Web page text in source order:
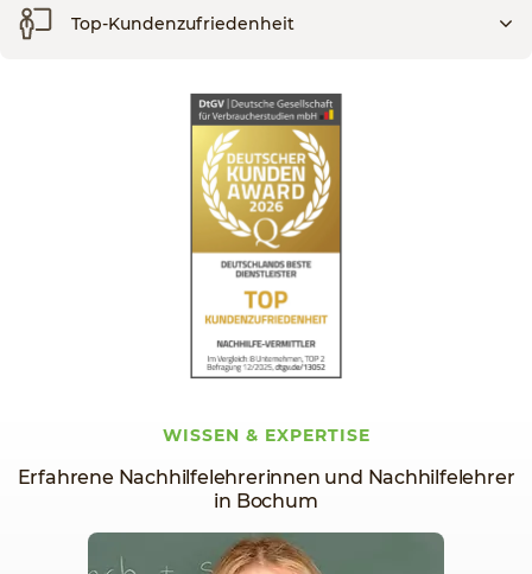
Top-Kundenzufriedenheit
WISSEN & EXPERTISE
Erfahrene Nachhilfelehrerinnen und Nachhilfelehrer
in Bochum